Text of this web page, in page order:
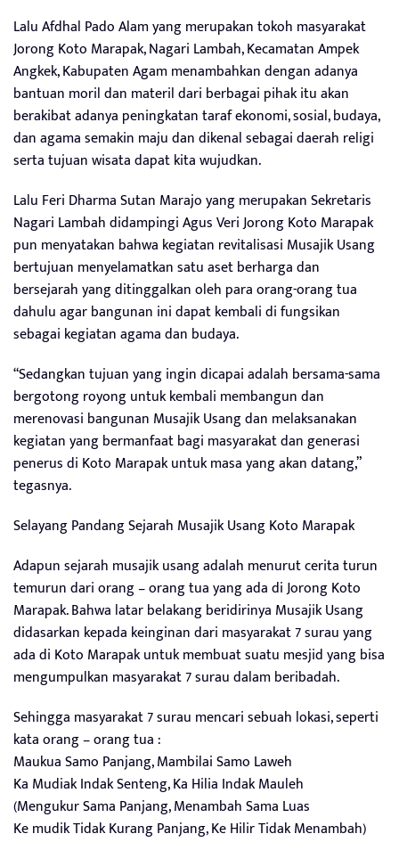
Lalu Afdhal Pado Alam yang merupakan tokoh masyarakat
Jorong Koto Marapak, Nagari Lambah, Kecamatan Ampek
Angkek, Kabupaten Agam menambahkan dengan adanya
bantuan moril dan materil dari berbagai pihak itu akan
berakibat adanya peningkatan taraf ekonomi, sosial, budaya,
dan agama semakin maju dan dikenal sebagai daerah religi
serta tujuan wisata dapat kita wujudkan.
Lalu Feri Dharma Sutan Marajo yang merupakan Sekretaris
Nagari Lambah didampingi Agus Veri Jorong Koto Marapak
pun menyatakan bahwa kegiatan revitalisasi Musajik Usang
bertujuan menyelamatkan satu aset berharga dan
bersejarah yang ditinggalkan oleh para orang-orang tua
dahulu agar bangunan ini dapat kembali di fungsikan
sebagai kegiatan agama dan budaya.
“Sedangkan tujuan yang ingin dicapai adalah bersama-sama
bergotong royong untuk kembali membangun dan
merenovasi bangunan Musajik Usang dan melaksanakan
kegiatan yang bermanfaat bagi masyarakat dan generasi
penerus di Koto Marapak untuk masa yang akan datang,”
tegasnya.
Selayang Pandang Sejarah Musajik Usang Koto Marapak
Adapun sejarah musajik usang adalah menurut cerita turun
temurun dari orang – orang tua yang ada di Jorong Koto
Marapak. Bahwa latar belakang beridirinya Musajik Usang
didasarkan kepada keinginan dari masyarakat 7 surau yang
ada di Koto Marapak untuk membuat suatu mesjid yang bisa
mengumpulkan masyarakat 7 surau dalam beribadah.
Sehingga masyarakat 7 surau mencari sebuah lokasi, seperti
kata orang – orang tua :
Maukua Samo Panjang, Mambilai Samo Laweh
Ka Mudiak Indak Senteng, Ka Hilia Indak Mauleh
(Mengukur Sama Panjang, Menambah Sama Luas
Ke mudik Tidak Kurang Panjang, Ke Hilir Tidak Menambah)